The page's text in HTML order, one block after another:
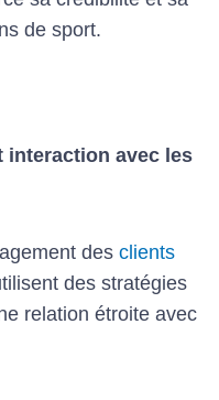
de sport.
interaction avec les
des clients
des stratégies
relation étroite avec